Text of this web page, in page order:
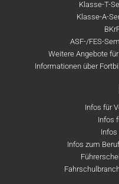
Klasse-T-
Klasse-A-
ASF-/FES-
Weitere Angebote
Informationen über
Infos für
Infos
Infos
Infos zum